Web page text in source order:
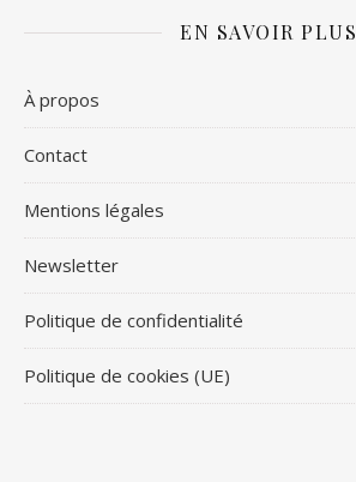
EN SAVOIR PLUS
À propos
Contact
Mentions légales
Newsletter
Politique de confidentialité
Politique de cookies (UE)